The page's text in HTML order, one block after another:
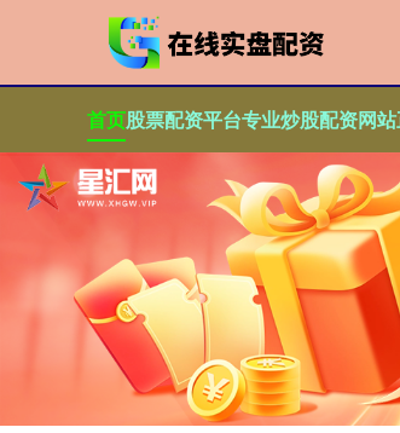
首页股票配资平台专业炒股配资网站